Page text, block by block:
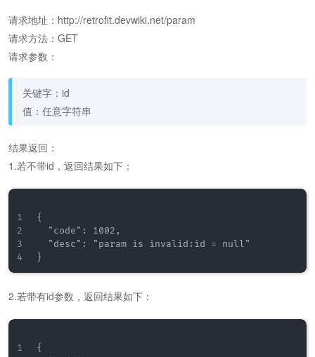
请求地址：http://retrofit.devwiki.net/param
请求方法：GET
请求参数：
关键字：id
值：任意字符串
结果返回：
1.若不带id，返回结果如下：
{
  "code": 1002,
  "desc": "param is invalid:id = null"
2.若带有id参数，返回结果如下：
{